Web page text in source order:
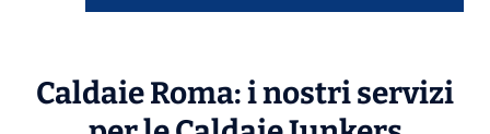
Caldaie Roma: i nostri servizi